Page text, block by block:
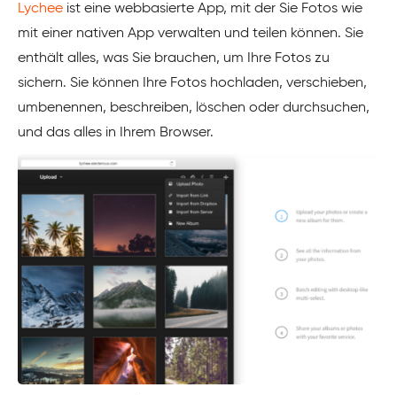
Lychee ist eine webbasierte App, mit der Sie Fotos wie
mit einer nativen App verwalten und teilen können. Sie
enthält alles, was Sie brauchen, um Ihre Fotos zu
sichern. Sie können Ihre Fotos hochladen, verschieben,
umbenennen, beschreiben, löschen oder durchsuchen,
und das alles in Ihrem Browser.